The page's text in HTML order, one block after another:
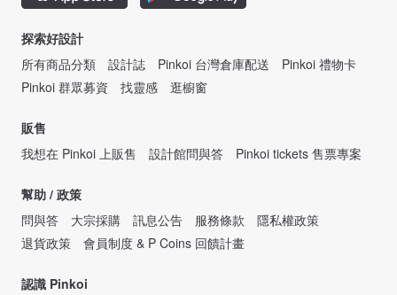
探索好設計
所有商品分類
設計誌 Pinkoi 台灣倉庫配送
Pinkoi 禮物卡
Pinkoi 群眾募資
找靈感 逛櫥窗
販售
我想在 Pinkoi 上販售
設計館問與答 Pinkoi tickets 售票專案
幫助 / 政策
問與答
大宗採購 訊息公告 服務條款
隱私權政策
退貨政策
會員制度 & P Coins 回饋計畫
認識 Pinkoi